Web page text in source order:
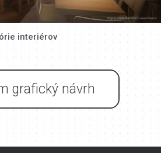
interiérov
grafický návrh